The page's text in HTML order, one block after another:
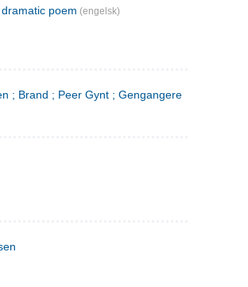
poem (engelsk)
; Brand ; Peer Gynt ; Gengangere